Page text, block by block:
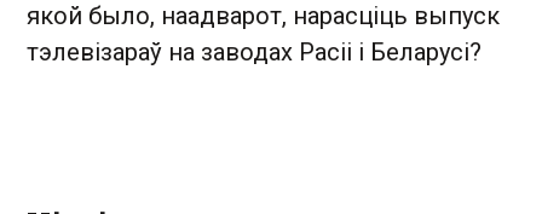
якой было, наадварот, нарасціць выпуск
тэлевізараў на заводах Расіі і Беларусі?